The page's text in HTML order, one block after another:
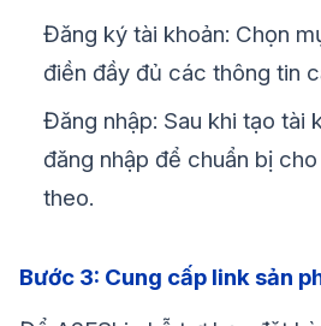
Đăng ký tài khoản: Chọn
điền đầy đủ các thông tin
Đăng nhập: Sau khi tạo tài
đăng nhập để chuẩn bị
theo.
Bước 3: Cung cấp link sản